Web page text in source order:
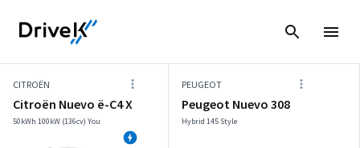
CITROËN
Citroën Nuevo ë-C4 X
50kWh 100kW (136cv) You
PEUGEOT
Peugeot Nuevo 308
Hybrid 145 Style